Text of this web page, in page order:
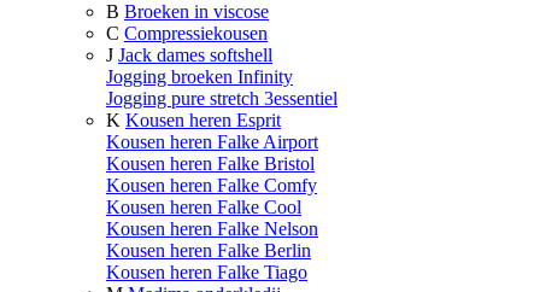
B Broeken in viscose
C Compressiekousen
J Jack dames softshell
Jogging broeken Infinity
Jogging pure stretch 3essentiel
K Kousen heren Esprit
Kousen heren Falke Airport
Kousen heren Falke Bristol
Kousen heren Falke Comfy
Kousen heren Falke Cool
Kousen heren Falke Nelson
Kousen heren Falke Berlin
Kousen heren Falke Tiago